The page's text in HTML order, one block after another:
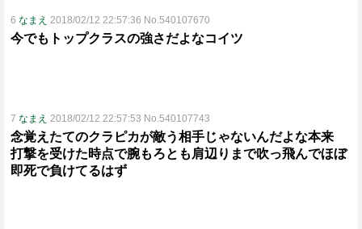
6 なまえ 2018/02/12 22:57:36 No.540107670
今でもトップクラスの強さだよなコイツ
7 なまえ 2018/02/12 22:57:53 No.540107743
念覚えたてのクラピカが敵う相手じゃないんだよな本来
打撃を受けた時点で腕もろとも肩辺りまで吹っ飛んでほぼ
即死で負けてるはず